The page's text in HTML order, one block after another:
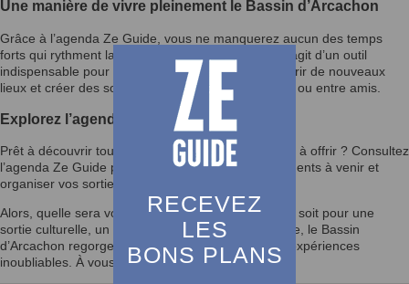
RECEVEZ
LES
BONS PLANS
Une manière de vivre pleinement le Bassin d’Arcachon
Grâce à l’agenda Ze Guide, vous ne manquerez aucun des temps
forts qui rythment la vie du Bassin d’Arcachon. Il s’agit d’un outil
indispensable pour enrichir votre quotidien, découvrir de nouveaux
lieux et créer des souvenirs mémorables en famille ou entre amis.
Explorez l’agenda et laissez-vous inspirer
Prêt à découvrir tout ce que le Bassin d’Arcachon a à offrir ? Consultez
l’agenda Ze Guide pour rester informé des événements à venir et
organiser vos sorties selon vos envies.
Alors, quelle sera votre prochaine activité ? Que ce soit pour une
sortie culturelle, un festival ou un moment en famille, le Bassin
d’Arcachon regorge d’opportunités pour vivre des expériences
inoubliables. À vous de jouer !